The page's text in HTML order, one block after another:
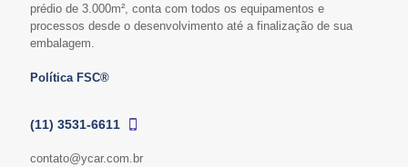
prédio de 3.000m², conta com todos os equipamentos e
processos desde o desenvolvimento até a finalização de sua
embalagem.
Política FSC®
(11) 3531-6611
contato@ycar.com.br